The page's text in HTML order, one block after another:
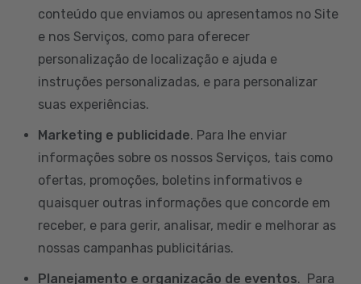
conteúdo que enviamos ou apresentamos no Site
e nos Serviços, como para oferecer
personalização de localização e ajuda e
instruções personalizadas, e para personalizar
suas experiências.
Marketing e publicidade. Para lhe enviar
informações sobre os nossos Serviços, tais como
ofertas, promoções, boletins informativos e
quaisquer outras informações que concorde em
receber, e para gerir, analisar, medir e melhorar as
nossas campanhas publicitárias.
Planejamento e organização de eventos. Para